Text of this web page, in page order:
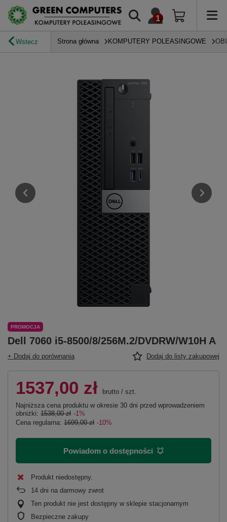
Wstecz Strona główna KOMPUTERY POLEASINGOWE
PROMOCJA
Dell 7060 i5-8500/8/256M.2/DVDRW/W10H A
+ Dodaj do porównania Dodaj do listy zakupowej
1537,00 zł brutto / szt.
Najniższa cena produktu w okresie 30 dni przed wprowadzeniem
obniżki: 1538,00 zł -1%
Cena regularna: 1699,00 zł -10%
Powiadom o dostępności
Produkt niedostępny
14 dni na darmowy zwrot
Ten produkt nie jest dostępny w sklepie stacjonarnym
Bezpieczne zakupy